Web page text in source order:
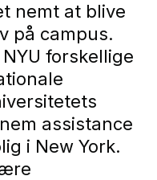
nemt at blive
på campus.
forskellige
assistance
i New York.